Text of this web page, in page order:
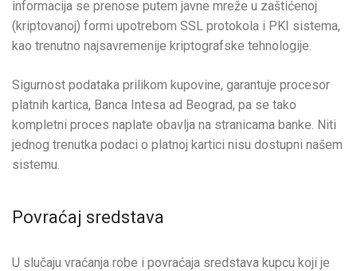
informacija se prenose putem javne mreže u zaštićenoj
(kriptovanoj) formi upotrebom SSL protokola i PKI sistema,
kao trenutno najsavremenije kriptografske tehnologije.
Sigurnost podataka prilikom kupovine, garantuje procesor
platnih kartica, Banca Intesa ad Beograd, pa se tako
kompletni proces naplate obavlja na stranicama banke. Niti
jednog trenutka podaci o platnoj kartici nisu dostupni našem
sistemu.
Povraćaj sredstava
U slučaju vraćanja robe i povraćaja sredstava kupcu koji je